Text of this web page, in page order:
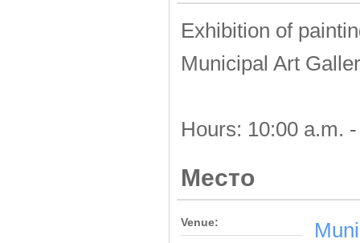
Exhibition of
Municipal Art
Hours: 10:00 a.m.
Место
Venue: